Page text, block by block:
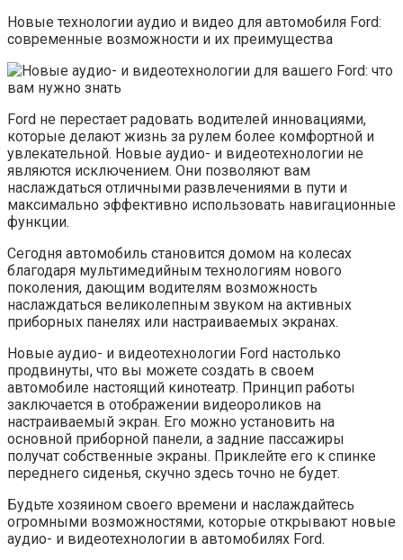
Новые технологии аудио и видео для автомобиля Ford:
современные возможности и их преимущества
Ford не перестает радовать водителей инновациями,
которые делают жизнь за рулем более комфортной и
увлекательной. Новые аудио- и видеотехнологии не
являются исключением. Они позволяют вам
наслаждаться отличными развлечениями в пути и
максимально эффективно использовать навигационные
функции.
Сегодня автомобиль становится домом на колесах
благодаря мультимедийным технологиям нового
поколения, дающим водителям возможность
наслаждаться великолепным звуком на активных
приборных панелях или настраиваемых экранах.
Новые аудио- и видеотехнологии Ford настолько
продвинуты, что вы можете создать в своем
автомобиле настоящий кинотеатр. Принцип работы
заключается в отображении видеороликов на
настраиваемый экран. Его можно установить на
основной приборной панели, а задние пассажиры
получат собственные экраны. Приклейте его к спинке
переднего сиденья, скучно здесь точно не будет.
Будьте хозяином своего времени и наслаждайтесь
огромными возможностями, которые открывают новые
аудио- и видеотехнологии в автомобилях Ford.